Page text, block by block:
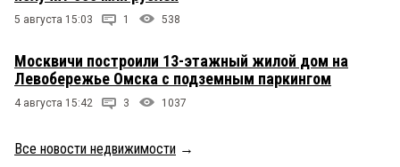
5 августа 15:03 1 538
Москвичи построили 13-этажный жилой дом на
Левобережье Омска с подземным паркингом
4 августа 15:42 3 1037
Все новости недвижимости →